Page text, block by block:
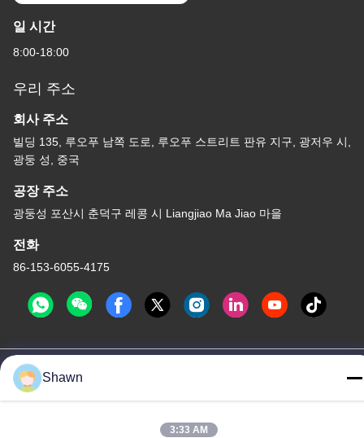
일 시간
8:00-18:00
우리 주소
회사 주소
빌딩 135, 루오푸 남쪽 도로, 루오푸 스트리트 판유 지구, 광저우 시,
광둥 성, 중국
공장 주소
광둥성 포산시 춘덕구 레콩 시 Liangjiao Ma Jiao 마을
전화
86-153-6055-4175
개인정보 보호 정책|사이트맵
중국 좋은 품질 스크루 오거 컨베이어 공급자. 저작권 -2026
Guangzhou Kaixi Wisdom Valley Technology Co.,Ltd 모든 권리는
보호됩니다.
Shawn
3:33 AM